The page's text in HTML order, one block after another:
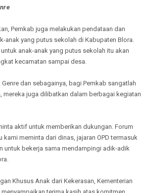
Pemkab juga melakukan pendataan dan
anak yang putus sekolah di Kabupaten Blora.
anak-anak yang putus sekolah itu akan
kecamatan sampai desa.
dan sebagainya, bagi Pemkab sangatlah
mereka juga dilibatkan dalam berbagai kegiatan
aktif untuk memberikan dukungan. Forum
kami meminta dari dinas, jajaran OPD termasuk
untuk bekerja sama mendampingi adik-adik
Khusus Anak dari Kekerasan, Kementerian